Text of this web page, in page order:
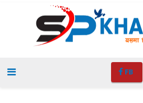
FB